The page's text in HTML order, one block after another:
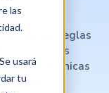
las
.
usará
tu
propias reglas
cruce tus
electrónicas